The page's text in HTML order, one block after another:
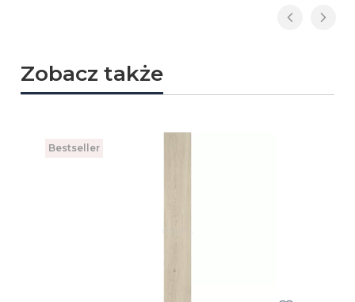
Zobacz także
Bestseller